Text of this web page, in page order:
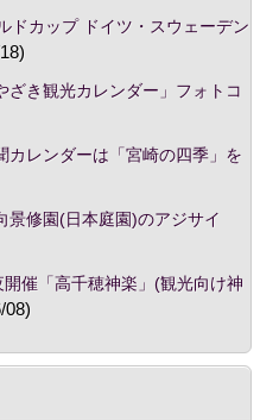
カップ ドイツ・スウェーデン
ざき観光カレンダー」フォトコ
カレンダーは「宮崎の四季」を
景修園(日本庭園)のアジサイ
開催「高千穂神楽」(観光向け神
08)